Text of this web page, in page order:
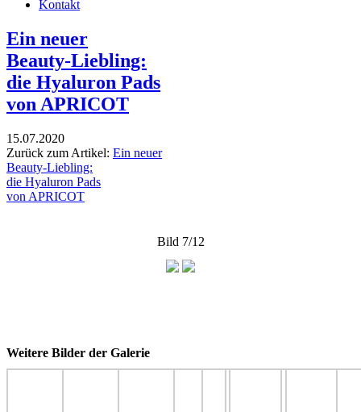
Kontakt
Ein neuer
Beauty-Liebling:
die Hyaluron Pads
von APRICOT
15.07.2020
Zurück zum Artikel: Ein neuer
Beauty-Liebling:
die Hyaluron Pads
von APRICOT
Bild 7/12
Weitere Bilder der Galerie